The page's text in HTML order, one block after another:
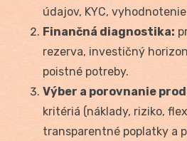
údajov, KYC,
Finančná diagnostika:
rezerva, investičný
poistné potreby.
Výber a porovnanie
kritériá (náklady, riziko,
transparentné poplatky a